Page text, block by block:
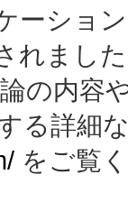
ーショ
れまし
の内容
る詳細
をご覧